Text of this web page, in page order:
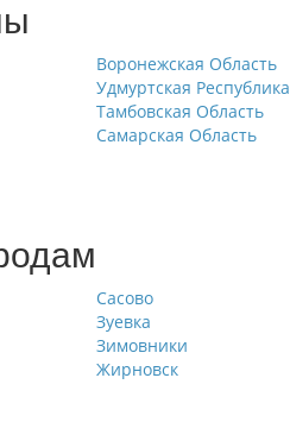
Воронежская Область
Удмуртская Республика
Тамбовская Область
Самарская Область
Сасово
Зуевка
Зимовники
Жирновск